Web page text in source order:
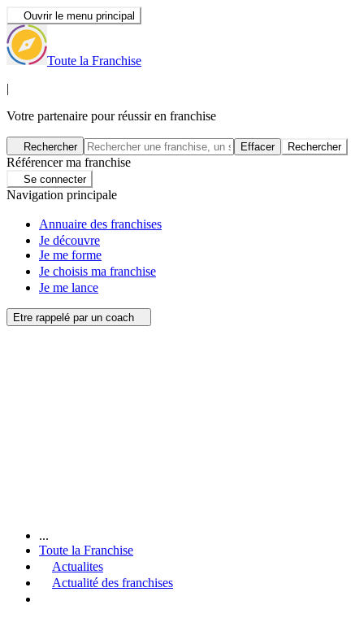
Ouvrir le menu principal
Toute la Franchise
|
Votre partenaire pour réussir en franchise
Rechercher Effacer Rechercher
Référencer ma franchise
Se connecter
Navigation principale
Annuaire des franchises
Je découvre
Je me forme
Je choisis ma franchise
Je me lance
Etre rappelé par un coach
...
Toute la Franchise
Actualites
Actualité des franchises